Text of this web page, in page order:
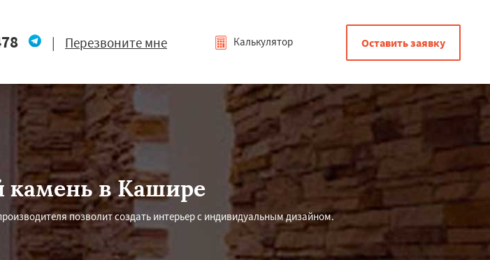
| Перезвоните мне Калькулятор Оставить заявку
камень в Кашире
позволит создать интерьер с индивидуальным дизайном.